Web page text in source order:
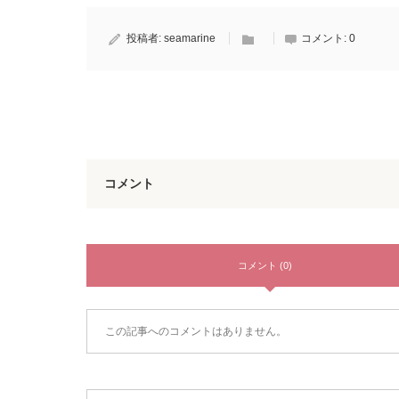
投稿者: seamarine コメント: 0
コメント
コメント (0)
この記事へのコメントはありません。